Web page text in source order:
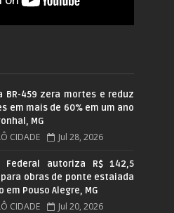
BR-459 zera mortes e reduz
em mais de 60% em um ano
MG
CIDADE Jul 28, 2026
Federal autoriza R$ 142,5
obras de ponte estaiada
em Pouso Alegre, MG
CIDADE Jul 20, 2026